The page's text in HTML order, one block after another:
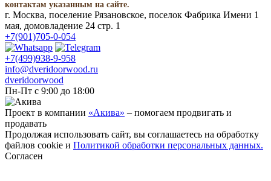
контактам указанным на сайте.
г. Москва, поселение Рязановское, поселок Фабрика Имени 1
мая, домовладение 24 стр. 1
+7(901)705-0-054
+7(499)938-9-958
info@dveridoorwood.ru
dveridoorwood
Пн-Пт с 9:00 до 18:00
Проект в компании «Акива» – помогаем продвигать и
продавать
Продолжая использовать сайт, вы соглашаетесь на обработку
файлов cookie и Политикой обработки персональных данных.
Согласен